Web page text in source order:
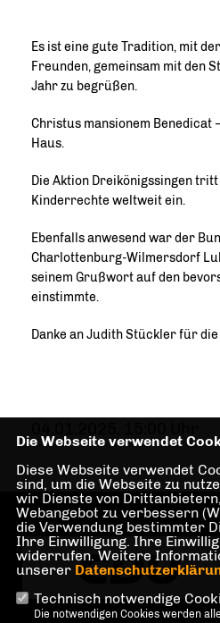
Es ist eine gute Tradition, mit
Freunden, gemeinsam mit den
Jahr zu begrüßen.
Christus mansionem Benedicat
Haus.
Die Aktion Dreikönigssingen
Kinderrechte weltweit ein.
Ebenfalls anwesend war der
Charlottenburg-Wilmersdorf
seinem Grußwort auf den
einstimmte.
Danke an Judith Stückler für
Die Webseite verwendet
Diese Webseite verwendet
sind, um die Webseite zu
wir Dienste von
Webangebot zu verbessern
die Verwendung bestimmter
Ihre Einwilligung. Ihre
widerrufen. Weitere
unserer
Technisch notwendige
Die notwendigen Cookies werden